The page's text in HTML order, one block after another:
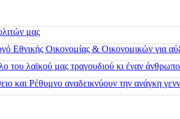
μας
Εθνικής Οικονομίας & Οικονομικών για
λαϊκού μας τραγουδιού κι έναν άνθρωπο
και Ρέθυμνο αναδεικνύουν την ανάγκη